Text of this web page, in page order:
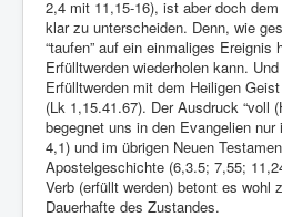
2,4 mit 11,15-16), ist aber doch
klar zu unterscheiden. Denn, wie
“taufen” auf ein einmaliges Ereignis
Erfülltwerden wiederholen kann.
Erfülltwerden mit dem Heiligen
(Lk 1,15.41.67). Der Ausdruck “voll
begegnet uns in den Evangelien
4,1) und im übrigen Neuen
Apostelgeschichte (6,3.5; 7,55;
Verb (erfüllt werden) betont es wohl
Dauerhafte des Zustandes.